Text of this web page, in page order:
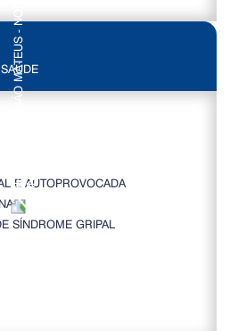
E AUTOPROVOCADA
SÍNDROME GRIPAL